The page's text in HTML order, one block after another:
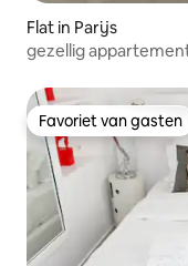
Flat in Parijs
gezellig
Favoriet van gasten
Favoriet van gasten